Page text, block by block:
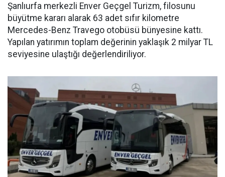
Şanlıurfa merkezli Enver Geçgel Turizm, filosunu
büyütme kararı alarak 63 adet sıfır kilometre
Mercedes-Benz Travego otobüsü bünyesine kattı.
Yapılan yatırımın toplam değerinin yaklaşık 2 milyar TL
seviyesine ulaştığı değerlendiriliyor.